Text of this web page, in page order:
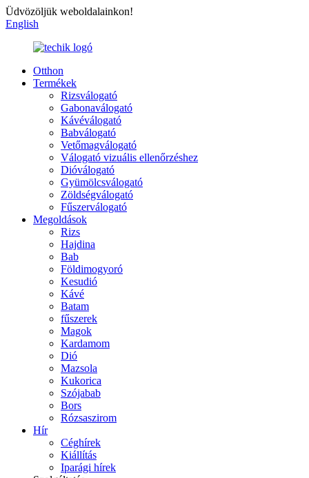
Üdvözöljük weboldalainkon!
English
Otthon
Termékek
Rizsválogató
Gabonaválogató
Kávéválogató
Babválogató
Vetőmagválogató
Válogató vizuális ellenőrzéshez
Dióválogató
Gyümölcsválogató
Zöldségválogató
Fűszerválogató
Megoldások
Rizs
Hajdina
Bab
Földimogyoró
Kesudió
Kávé
Batam
fűszerek
Magok
Kardamom
Dió
Mazsola
Kukorica
Szójabab
Bors
Rózsaszirom
Hír
Céghírek
Kiállítás
Iparági hírek